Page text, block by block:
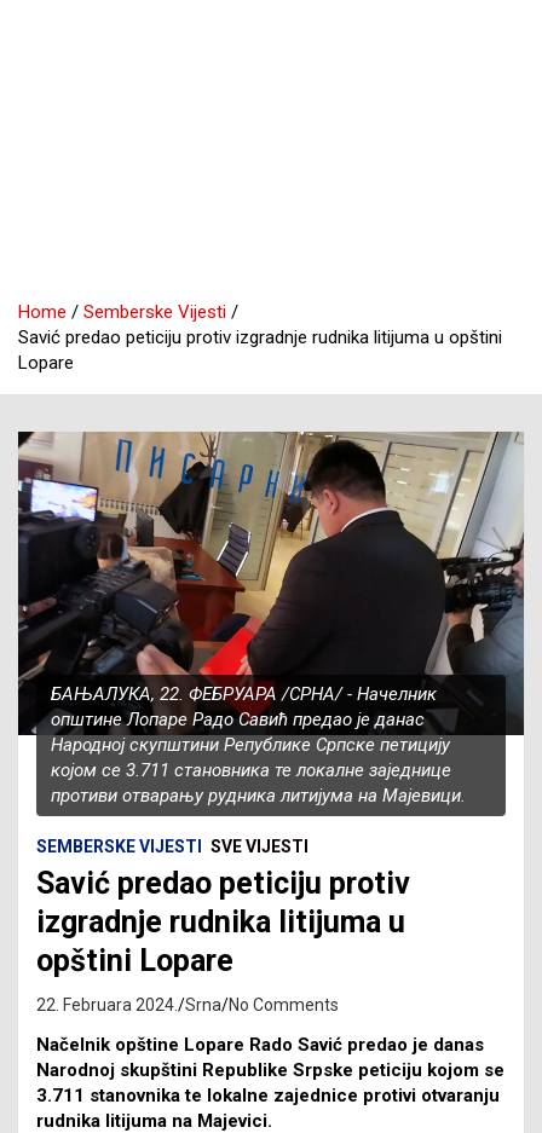
Home
Semberske Vijesti
Savić predao peticiju protiv izgradnje rudnika litijuma u opštini
Lopare
БАЊАЛУКА, 22. ФЕБРУАРА /СРНА/ - Начелник
општине Лопаре Радо Савић предао је данас
Народној скупштини Републике Српске петицију
којом се 3.711 становника те локалне заједнице
противи отварању рудника литијума на Мајевици.
SEMBERSKE VIJESTI SVE VIJESTI
Savić predao peticiju protiv
izgradnje rudnika litijuma u
opštini Lopare
22. Februara 2024. Srna No Comments
Načelnik opštine Lopare Rado Savić predao je danas
Narodnoj skupštini Republike Srpske peticiju kojom se
3.711 stanovnika te lokalne zajednice protivi otvaranju
rudnika litijuma na Majevici.